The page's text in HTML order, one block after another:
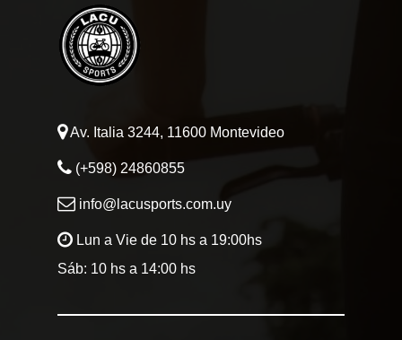
Av. Italia 3244, 11600 Montevideo
(+598) 24860855
info@lacusports.com.uy
Lun a Vie de 10 hs a 19:00hs
Sáb: 10 hs a 14:00 hs